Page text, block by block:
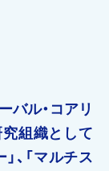
バル・コアリ
究組織として
、「マルチス